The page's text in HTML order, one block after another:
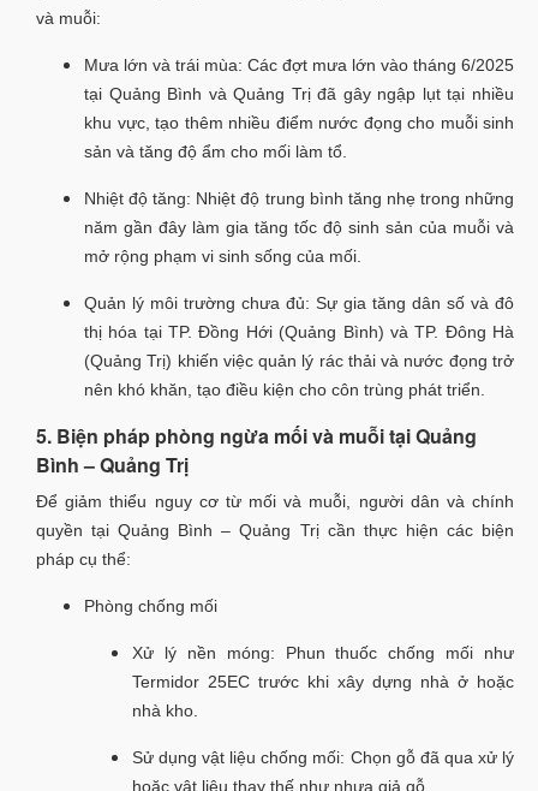
và muỗi:
Mưa lớn và trái mùa: Các đợt mưa lớn vào tháng 6/2025
tại Quảng Bình và Quảng Trị đã gây ngập lụt tại nhiều
khu vực, tạo thêm nhiều điểm nước đọng cho muỗi sinh
sản và tăng độ ẩm cho mối làm tổ.
Nhiệt độ tăng: Nhiệt độ trung bình tăng nhẹ trong những
năm gần đây làm gia tăng tốc độ sinh sản của muỗi và
mở rộng phạm vi sinh sống của mối.
Quản lý môi trường chưa đủ: Sự gia tăng dân số và đô
thị hóa tại TP. Đồng Hới (Quảng Bình) và TP. Đông Hà
(Quảng Trị) khiến việc quản lý rác thải và nước đọng trở
nên khó khăn, tạo điều kiện cho côn trùng phát triển.
5. Biện pháp phòng ngừa mối và muỗi tại Quảng
Bình – Quảng Trị
Để giảm thiểu nguy cơ từ mối và muỗi, người dân và chính
quyền tại Quảng Bình – Quảng Trị cần thực hiện các biện
pháp cụ thể:
Phòng chống mối
Xử lý nền móng: Phun thuốc chống mối như
Termidor 25EC trước khi xây dựng nhà ở hoặc
nhà kho.
Sử dụng vật liệu chống mối: Chọn gỗ đã qua xử lý
hoặc vật liệu thay thế như nhựa giả gỗ.